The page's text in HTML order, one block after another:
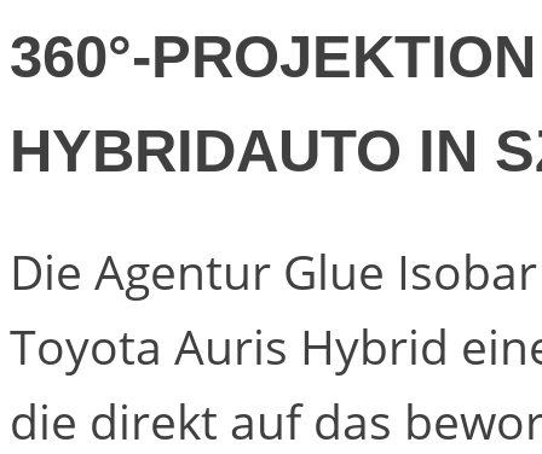
360°-
HYBRIDAUTO IN
Die Agentur Glue
Toyota Auris Hybrid
die direkt auf das